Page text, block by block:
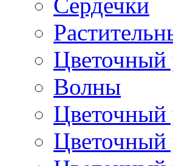
Цветочный
Волны
Цветочный
Цветочный